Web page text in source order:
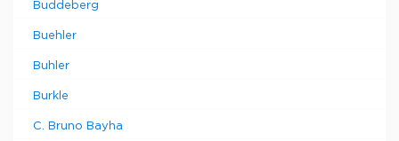
Buddeberg
Buehler
Buhler
Burkle
C. Bruno Bayha